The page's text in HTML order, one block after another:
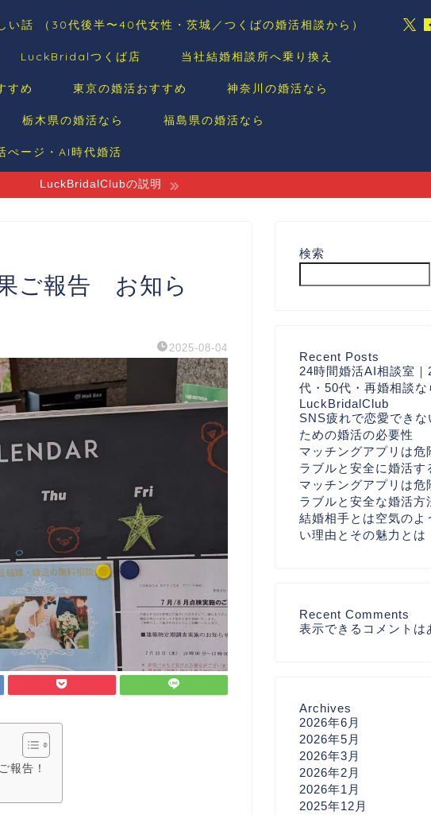
い話 （30代後半〜40代女性・茨城／つくばの婚活相談から）
LuckBridalつくば店 当社結婚相談所へ乗り換え
すめ 東京の婚活おすすめ 神奈川の婚活なら
栃木県の婚活なら 福島県の婚活なら
ぺージ・AI時代婚活
LuckBridalClubの説明
ご報告 お知ら
2025-08-04
告！
検索
Recent Posts
24時間婚活AI相談室
代・50代・再婚相談な
LuckBridalClub
SNS疲れで恋愛できな
ための婚活の必要性
マッチングアプリは危
ラブルと安全に婚活す
マッチングアプリは危
ラブルと安全な婚活方
結婚相手とは空気のよ
い理由とその魅力とは
Recent Comments
表示できるコメントは
Archives
2026年6月
2026年5月
2026年3月
2026年2月
2026年1月
2025年12月